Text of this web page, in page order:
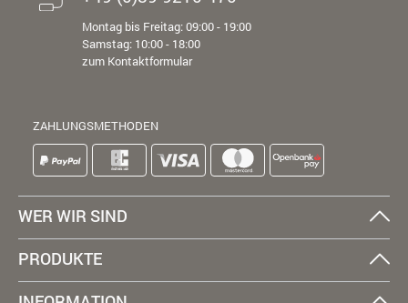
Montag bis Freitag: 09:00 - 19:00
Samstag: 10:00 - 18:00
zum Kontaktformular
ZAHLUNGSMETHODEN
WER WIR SIND
PRODUKTE